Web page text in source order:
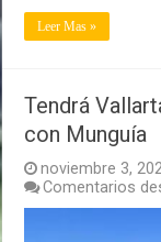
Leer Mas »
Tendrá
con Munguía
noviembre 3,
Comentarios